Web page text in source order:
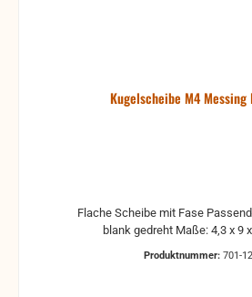
Kugelscheibe M4 Messing
Produktnummer: 701-